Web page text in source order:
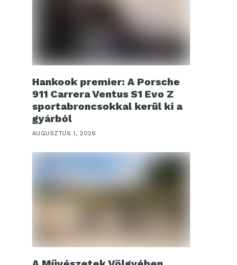
Hankook premier: A Porsche
911 Carrera Ventus S1 Evo Z
sportabroncsokkal kerül ki a
gyárból
AUGUSZTUS 1, 2026